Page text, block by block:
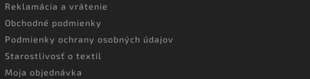
Reklamácia a vrátenie
Obchodné podmienky
Podmienky ochrany osobných údajov
Starostlivosť o textil
Moja objednávka